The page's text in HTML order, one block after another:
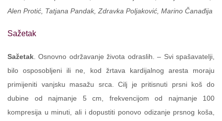
Alen Protić, Tatjana Pandak, Zdravka Poljaković, Marino Čanađija
Sažetak
Sažetak . Osnovno održavanje života odraslih. – Svi spašavatelji,
bilo osposobljeni ili ne, kod žrtava kardijalnog aresta moraju
primijeniti vanjsku masažu srca. Cilj je pritisnuti prsni koš do
dubine od najmanje 5 cm, frekvencijom od najmanje 100
kompresija u minuti, ali i dopustiti ponovo odizanje prsnog koša,